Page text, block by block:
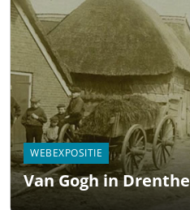
WEBEXPOSITIE
Van Gogh in Drenthe